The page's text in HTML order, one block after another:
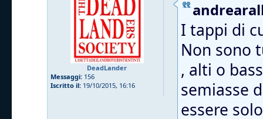
DeadLander
Messaggi: 156
Iscritto il: 19/10/2015, 16:16
I tappi di
Non sono
, alti o
semiasse
essere